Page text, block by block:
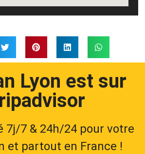
Lyon est sur
7j/7 & 24h/24 pour votre
et partout en France !